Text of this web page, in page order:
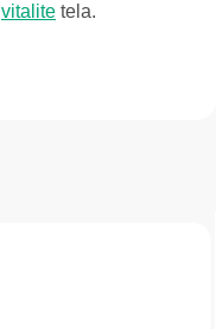
vitalite tela.